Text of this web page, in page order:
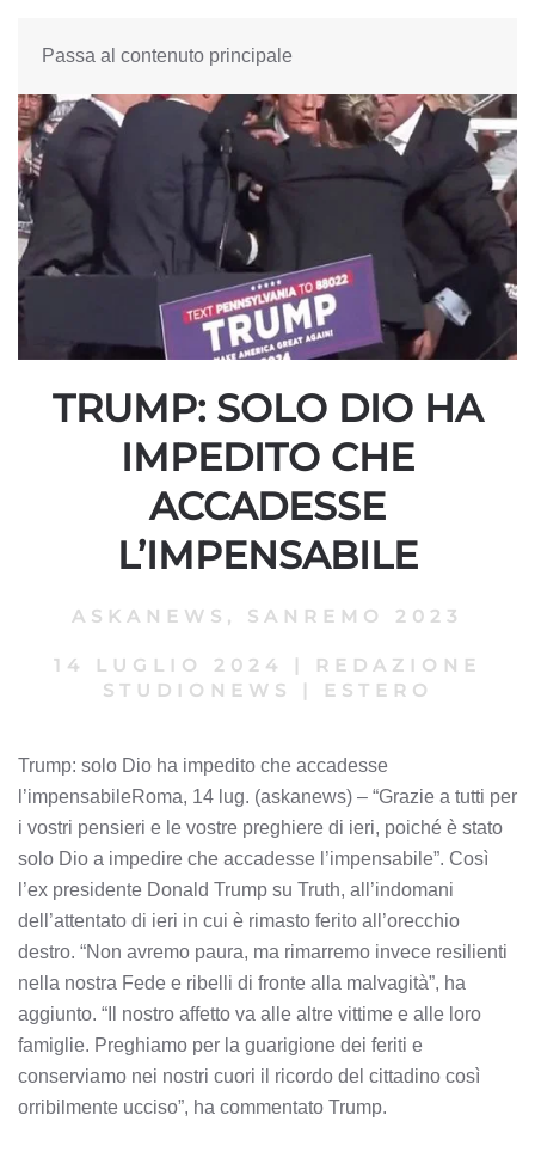
Passa al contenuto principale
TRUMP: SOLO DIO HA
IMPEDITO CHE
ACCADESSE
L’IMPENSABILE
ASKANEWS , SANREMO 2023
14 LUGLIO 2024
REDAZIONE
STUDIONEWS
ESTERO
Trump: solo Dio ha impedito che accadesse
l’impensabileRoma, 14 lug. (askanews) – “Grazie a tutti per
i vostri pensieri e le vostre preghiere di ieri, poiché è stato
solo Dio a impedire che accadesse l’impensabile”. Così
l’ex presidente Donald Trump su Truth, all’indomani
dell’attentato di ieri in cui è rimasto ferito all’orecchio
destro. “Non avremo paura, ma rimarremo invece resilienti
nella nostra Fede e ribelli di fronte alla malvagità”, ha
aggiunto. “Il nostro affetto va alle altre vittime e alle loro
famiglie. Preghiamo per la guarigione dei feriti e
conserviamo nei nostri cuori il ricordo del cittadino così
orribilmente ucciso”, ha commentato Trump.